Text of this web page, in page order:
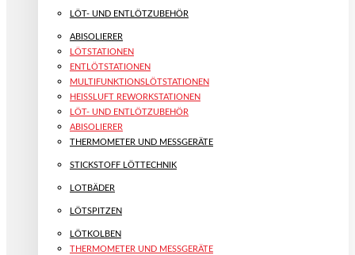
LÖT- UND ENTLÖTZUBEHÖR
ABISOLIERER
LÖTSTATIONEN
ENTLÖTSTATIONEN
MULTIFUNKTIONS­LÖTSTATIONEN
HEISSLUFT REWORKSTATIONEN
LÖT- UND ENTLÖTZUBEHÖR
ABISOLIERER
THERMOMETER UND MESSGERÄTE
STICKSTOFF LÖTTECHNIK
LOTBÄDER
LÖTSPITZEN
LÖTKOLBEN
THERMOMETER UND MESSGERÄTE